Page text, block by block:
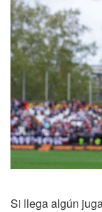
Si llega algún